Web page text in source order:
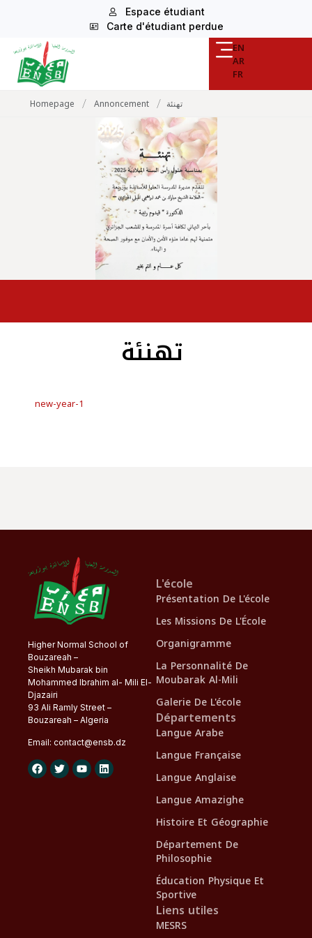
Espace étudiant
Carte d'étudiant perdue
EN
AR
FR
Homepage / Annoncement /
new-year-1
Higher Normal School of
Bouzareah –
Sheikh Mubarak bin
Mohammed Ibrahim al- Mili El-
Djazairi
93 Ali Ramly Street –
Bouzareah – Algeria
Email: contact@ensb.dz
L'école
Présentation De L'école
Les Missions De L'École
Organigramme
La Personnalité De
Moubarak Al-Mili
Galerie De L'école
Départements
Langue Arabe
Langue Française
Langue Anglaise
Langue Amazighe
Histoire Et Géographie
Département De
Philosophie
Éducation Physique Et
Sportive
Liens utiles
MESRS